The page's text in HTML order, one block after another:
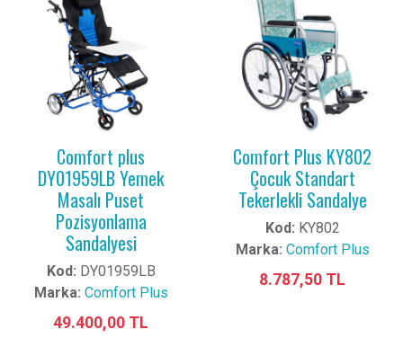
Comfort plus
DY01959LB Yemek
Masalı Puset
Pozisyonlama
Sandalyesi
Kod: DY01959LB
Marka: Comfort Plus
49.400,00 TL
Comfort Plus KY802
Çocuk Standart
Tekerlekli Sandalye
Kod: KY802
Marka: Comfort Plus
8.787,50 TL